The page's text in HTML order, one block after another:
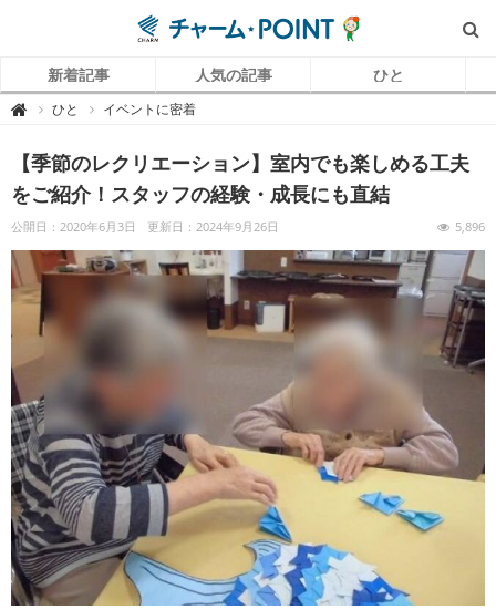
新着記事 人気の記事 ひと
 チ
P
O
N
（
ャ
ー
ム
ポ
イ
ン
ト
｜
で
働
く
リ
ア
ル
を
伝
え
る
情
報
メ
デ
ィ
ア
ひと イベントに密着
【季節のレクリエーション】室内でも楽しめる工夫
をご紹介！スタッフの経験・成長にも直結
公開日：2020年6月3日 更新日：2024年9月26日 5,896